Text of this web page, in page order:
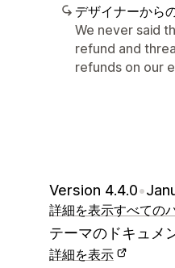
デザイナーから
We never said
refund and
refunds on our
Version 4.4.0•
詳細を表示すべての
テーマのドキュメ
詳細を表示